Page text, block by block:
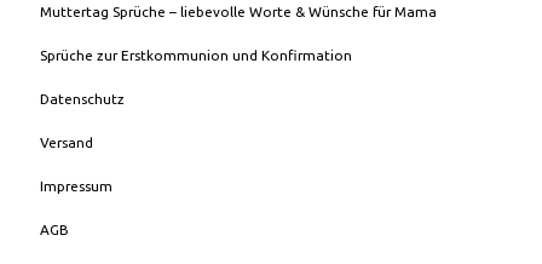
Muttertag Sprüche – liebevolle Worte & Wünsche für Mama
Sprüche zur Erstkommunion und Konfirmation
Datenschutz
Versand
Impressum
AGB